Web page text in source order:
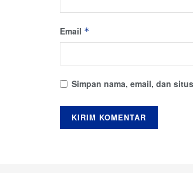
Email *
Simpan nama, email, dan